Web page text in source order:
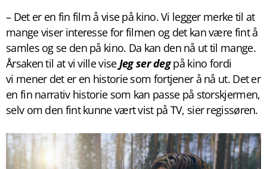
– Det er en fin film å vise på kino. Vi legger merke til at
mange viser interesse for filmen og det kan være fint å
samles og se den på kino. Da kan den nå ut til mange.
Årsaken til at vi ville vise Jeg ser deg på kino fordi
vi mener det er en historie som fortjener å nå ut. Det er
en fin narrativ historie som kan passe på storskjermen,
selv om den fint kunne vært vist på TV, sier regissøren.